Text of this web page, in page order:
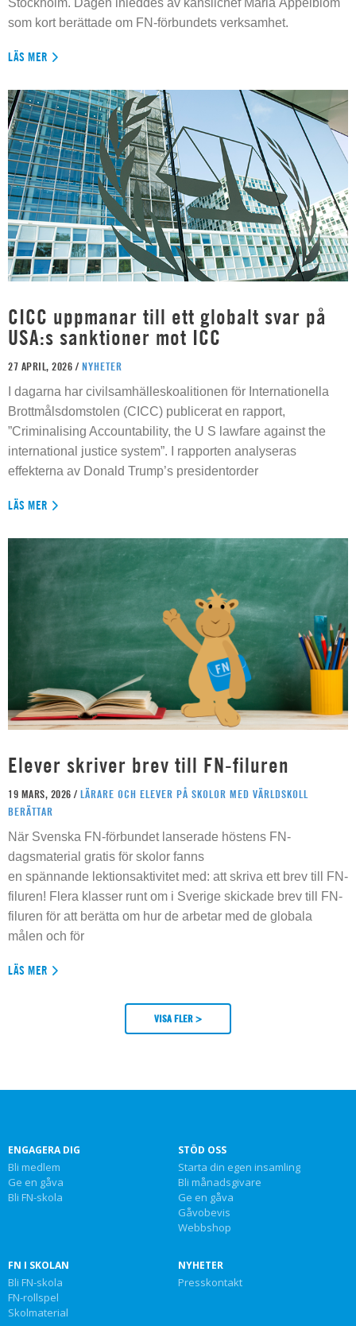
Stockholm. Dagen inleddes av kanslichef Maria Appelblom
som kort berättade om FN-förbundets verksamhet.
LÄS MER
CICC uppmanar till ett globalt svar på
USA:s sanktioner mot ICC
27 APRIL, 2026 / NYHETER
I dagarna har civilsamhälleskoalitionen för Internationella
Brottmålsdomstolen (CICC) publicerat en rapport,
”Criminalising Accountability, the U S lawfare against the
international justice system”. I rapporten analyseras
effekterna av Donald Trump’s presidentorder
LÄS MER
Elever skriver brev till FN-filuren
19 MARS, 2026 / LÄRARE OCH ELEVER PÅ SKOLOR MED VÄRLDSKOLL
BERÄTTAR
När Svenska FN-förbundet lanserade höstens FN-
dagsmaterial gratis för skolor fanns
en spännande lektionsaktivitet med: att skriva ett brev till FN-
filuren! Flera klasser runt om i Sverige skickade brev till FN-
filuren för att berätta om hur de arbetar med de globala
målen och för
LÄS MER
VISA FLER >
ENGAGERA DIG
Bli medlem
Ge en gåva
Bli FN-skola
STÖD OSS
Starta din egen insamling
Bli månadsgivare
Ge en gåva
Gåvobevis
Webbshop
FN I SKOLAN
Bli FN-skola
FN-rollspel
Skolmaterial
NYHETER
Presskontakt